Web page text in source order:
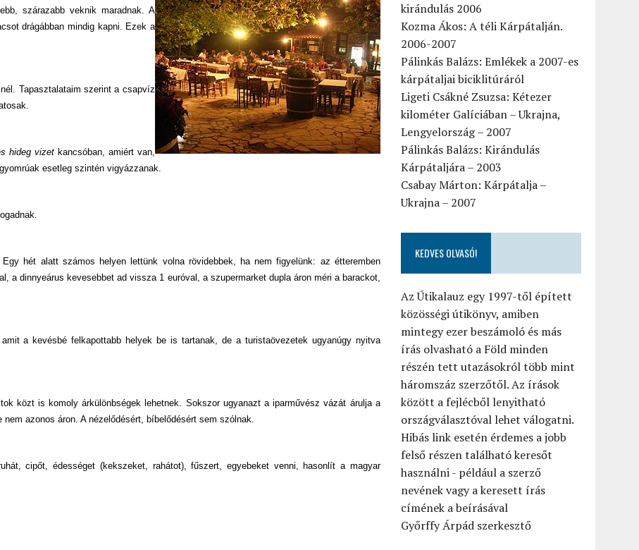
szárazabb veknik maradnak. A
drágábban mindig kapni. Ezek a
Tapasztalataim szerint a csapvíz
hideg vizet kancsóban, amiért van,
esetleg szintén vigyázzanak.
Egy hét alatt számos helyen lettünk volna rövidebbek, ha nem figyelünk: az étteremben
a dinnyeárus kevesebbet ad vissza 1 euróval, a szupermarket dupla áron méri a barackot,
a kevésbé felkapottabb helyek be is tartanak, de a turistaövezetek ugyanúgy nyitva
közt is komoly árkülönbségek lehetnek. Sokszor ugyanazt a iparművész vázát árulja a
azonos áron. A nézelődésért, bíbelődésért sem szólnak.
cipőt, édességet (kekszeket, rahátot), fűszert, egyebeket venni, hasonlít a magyar
kirándulás 2006
Kozma Ákos: A téli Kárpátalján.
2006-2007
Pálinkás Balázs: Emlékek a 2007-es
kárpátaljai biciklitúráról
Ligeti Csákné Zsuzsa: Kétezer
kilométer Galíciában – Ukrajna,
Lengyelország – 2007
Pálinkás Balázs: Kirándulás
Kárpátaljára – 2003
Csabay Márton: Kárpátalja –
Ukrajna – 2007
KEDVES OLVASÓ!
Az Útikalauz egy 1997-től épített
közösségi útikönyv, amiben
mintegy ezer beszámoló és más
írás olvasható a Föld minden
részén tett utazásokról több mint
háromszáz szerzőtől. Az írások
között a fejlécből lenyitható
országválasztóval lehet válogatni.
Hibás link esetén érdemes a jobb
felső részen található keresőt
használni - például a szerző
nevének vagy a keresett írás
címének a beírásával
Győrffy Árpád szerkesztő